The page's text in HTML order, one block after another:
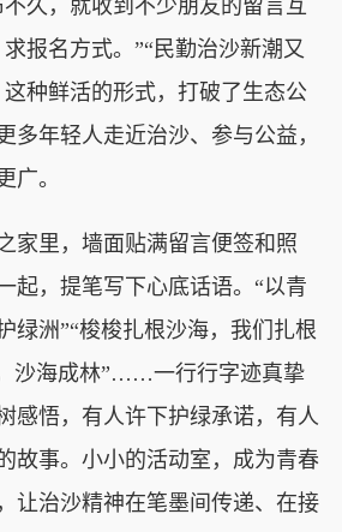
久，就收到不少朋友的留言互
报名方式。”“民勤治沙新潮又
种鲜活的形式，打破了生态公
多年轻人走近治沙、参与公益，
广。
里，墙面贴满留言便签和照
起，提笔写下心底话语。“以青
绿洲”“梭梭扎根沙海，我们扎根
沙海成林”……一行行字迹真挚
感悟，有人许下护绿承诺，有人
故事。小小的活动室，成为青春
让治沙精神在笔墨间传递、在接